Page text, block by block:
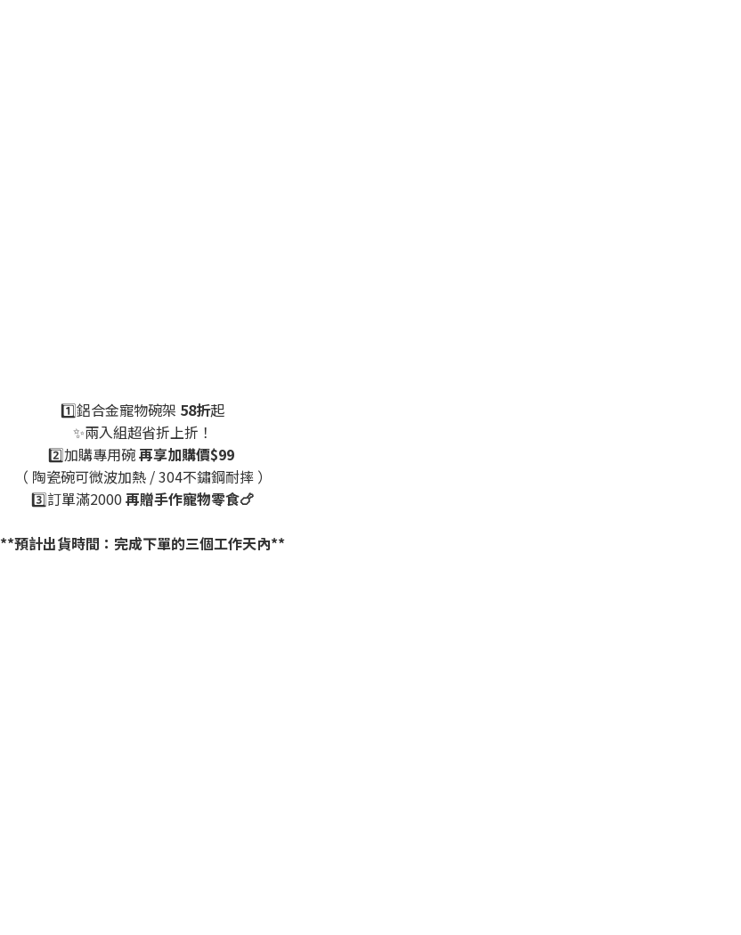
1️⃣鋁合金寵物碗架 58折起
✨兩入組超省折上折！
2️⃣加購專用碗再享加購價$99
（ 陶瓷碗可微波加熱 / 304不鏽鋼耐摔 ）
3️⃣訂單滿2000 再贈手作寵物零食🍗
**預計出貨時間：完成下單的三個工作天內**